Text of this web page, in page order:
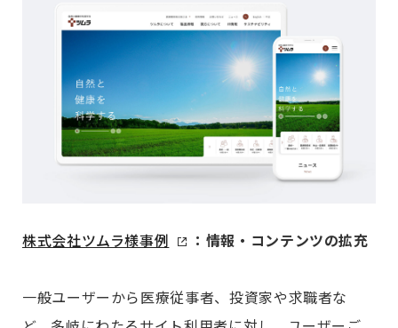
株式会社ツムラ様事例 ：情報・コンテンツの拡充
一般ユーザーから医療従事者、投資家や求職者な